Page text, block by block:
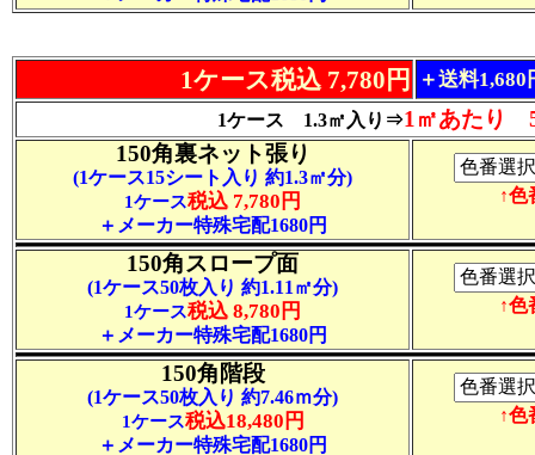
1ケース税込 7,780円 ＋送料
1ケース 1.3㎡入り⇒1㎡あたり
150角裏ネット張り
(1ケース15シート入り 約1.3㎡分)
1ケース税込 7,780円
＋メーカー特殊宅配1680円
↑色
150角スロープ面
(1ケース50枚入り 約1.11㎡分)
1ケース税込 8,780円
＋メーカー特殊宅配1680円
↑色
150角階段
(1ケース50枚入り 約7.46ｍ分)
1ケース税込18,480円
＋メーカー特殊宅配1680円
↑色